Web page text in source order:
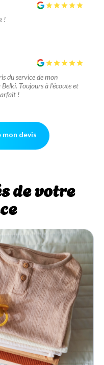
!
du service de mon
Toujours à l'écoute et
!
mon devis
de votre